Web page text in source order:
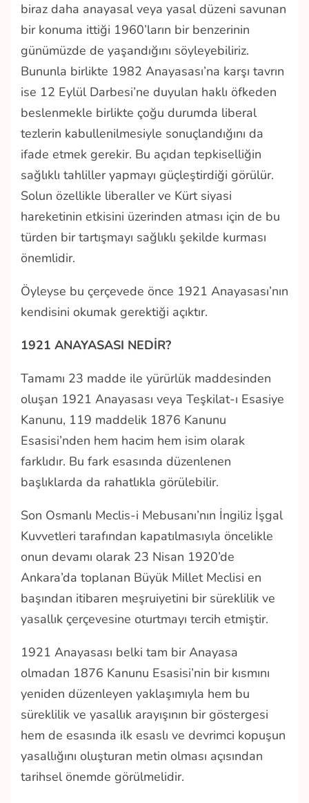
biraz daha anayasal veya yasal düzeni savunan
bir konuma ittiği 1960’ların bir benzerinin
günümüzde de yaşandığını söyleyebiliriz.
Bununla birlikte 1982 Anayasası’na karşı tavrın
ise 12 Eylül Darbesi’ne duyulan haklı öfkeden
beslenmekle birlikte çoğu durumda liberal
tezlerin kabullenilmesiyle sonuçlandığını da
ifade etmek gerekir. Bu açıdan tepkiselliğin
sağlıklı tahliller yapmayı güçleştirdiği görülür.
Solun özellikle liberaller ve Kürt siyasi
hareketinin etkisini üzerinden atması için de bu
türden bir tartışmayı sağlıklı şekilde kurması
önemlidir.
Öyleyse bu çerçevede önce 1921 Anayasası’nın
kendisini okumak gerektiği açıktır.
1921 ANAYASASI NEDİR?
Tamamı 23 madde ile yürürlük maddesinden
oluşan 1921 Anayasası veya Teşkilat-ı Esasiye
Kanunu, 119 maddelik 1876 Kanunu
Esasisi’nden hem hacim hem isim olarak
farklıdır. Bu fark esasında düzenlenen
başlıklarda da rahatlıkla görülebilir.
Son Osmanlı Meclis-i Mebusanı’nın İngiliz İşgal
Kuvvetleri tarafından kapatılmasıyla öncelikle
onun devamı olarak 23 Nisan 1920’de
Ankara’da toplanan Büyük Millet Meclisi en
başından itibaren meşruiyetini bir süreklilik ve
yasallık çerçevesine oturtmayı tercih etmiştir.
1921 Anayasası belki tam bir Anayasa
olmadan 1876 Kanunu Esasisi’nin bir kısmını
yeniden düzenleyen yaklaşımıyla hem bu
süreklilik ve yasallık arayışının bir göstergesi
hem de esasında ilk esaslı ve devrimci kopuşun
yasallığını oluşturan metin olması açısından
tarihsel önemde görülmelidir.